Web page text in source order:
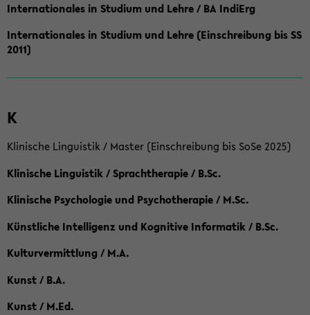
Internationales in Studium und Lehre / BA IndiErg
Internationales in Studium und Lehre (Einschreibung bis SS
2011)
K
Klinische Linguistik / Master (Einschreibung bis SoSe 2025)
Klinische Linguistik / Sprachtherapie / B.Sc.
Klinische Psychologie und Psychotherapie / M.Sc.
Künstliche Intelligenz und Kognitive Informatik / B.Sc.
Kulturvermittlung / M.A.
Kunst / B.A.
Kunst / M.Ed.